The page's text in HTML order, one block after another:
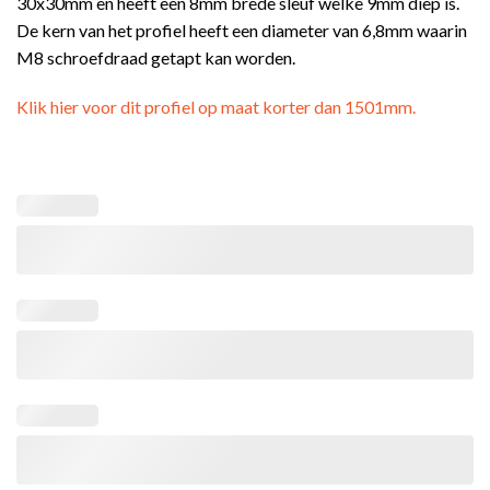
De kern van het profiel heeft een diameter van 6,8mm waarin
M8 schroefdraad getapt kan worden.
Klik hier voor dit profiel op maat korter dan 1501mm.